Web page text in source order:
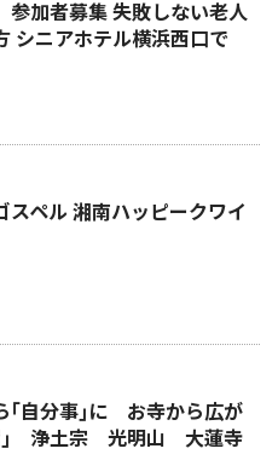
加者募集 失敗しない老人
シニアホテル横浜西口で
スペル 湘南ハッピークワイ
｢自分事｣に お寺から広が
｣ 浄土宗 光明山 大蓮寺